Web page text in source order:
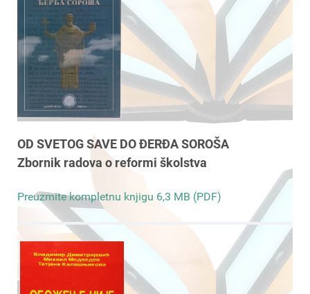
OD SVETOG SAVE DO ĐERĐA SOROŠA
Zbornik radova o reformi školstva
Preuzmite kompletnu knjigu 6,3 MB (PDF)